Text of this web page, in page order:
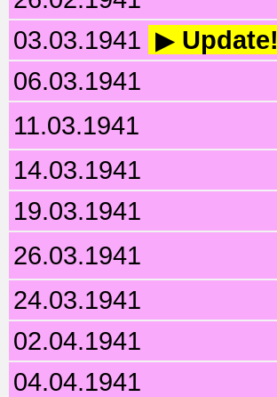
03.03.1941 ▶ Update!
06.03.1941
11.03.1941
14.03.1941
19.03.1941
26.03.1941
24.03.1941
02.04.1941
04.04.1941